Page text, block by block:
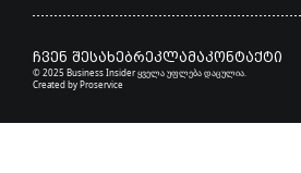
ჩვენ შესახებრეკლამაკონტაქტი
© 2025 Business Insider ყველა უფლება დაცულია.
Created byProservice